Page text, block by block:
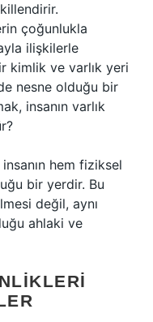
çoğunlukla
ilişkilerle
kimlik ve varlık yeri
nesne olduğu bir
insanın varlık
hem fiziksel
bir yerdir. Bu
değil, aynı
ahlaki ve